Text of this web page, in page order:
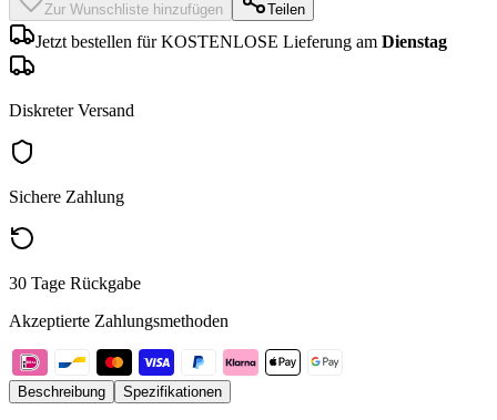
Zur Wunschliste hinzufügen Teilen
Jetzt bestellen für KOSTENLOSE Lieferung am Dienstag
Diskreter Versand
Sichere Zahlung
30 Tage Rückgabe
Akzeptierte Zahlungsmethoden
Beschreibung Spezifikationen